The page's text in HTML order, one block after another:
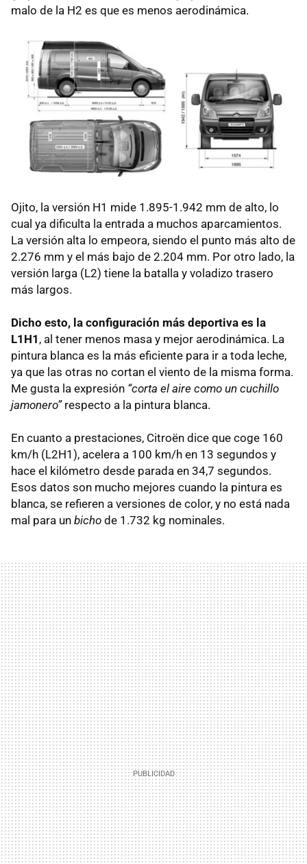
malo de la H2 es que es menos aerodinámica.
Ojito, la versión H1 mide 1.895-1.942 mm de alto, lo
cual ya dificulta la entrada a muchos aparcamientos.
La versión alta lo empeora, siendo el punto más alto de
2.276 mm y el más bajo de 2.204 mm. Por otro lado, la
versión larga (L2) tiene la batalla y voladizo trasero
más largos.
Dicho esto, la configuración más deportiva es la
L1H1 , al tener menos masa y mejor aerodinámica. La
pintura blanca es la más eficiente para ir a toda leche,
ya que las otras no cortan el viento de la misma forma.
Me gusta la expresión “corta el aire como un cuchillo
jamonero”respecto a la pintura blanca.
En cuanto a prestaciones, Citroën dice que coge 160
km/h (L2H1), acelera a 100 km/h en 13 segundos y
hace el kilómetro desde parada en 34,7 segundos.
Esos datos son mucho mejores cuando la pintura es
blanca, se refieren a versiones de color, y no está nada
mal para un bicho de 1.732 kg nominales.